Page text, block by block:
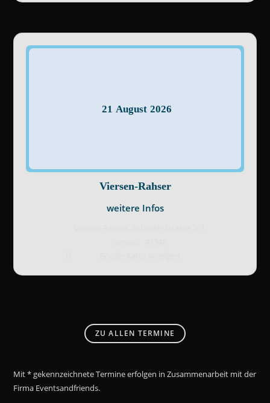
21 August 2026
Viersen-Rahser
weitere Infos
ZU ALLEN TERMINE
Mit * gekennzeichnete Termine erfolgen in Zusammenarbeit mit der
Firma Eventsandfriends.